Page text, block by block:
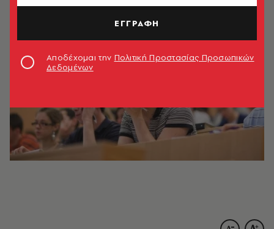
ΕΓΓΡΑΦΗ
Αποδέχομαι την Πολιτική Προστασίας Προσωπικών
Δεδομένων